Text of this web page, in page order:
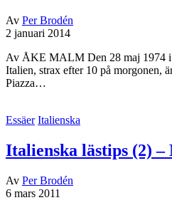
Av Per Brodén
2 januari 2014
Av ÅKE MALM Den 28 maj 1974 i
Italien, strax efter 10 på morgonen,
Piazza…
Essäer Italienska
Italienska lästips (2)
Av Per Brodén
6 mars 2011